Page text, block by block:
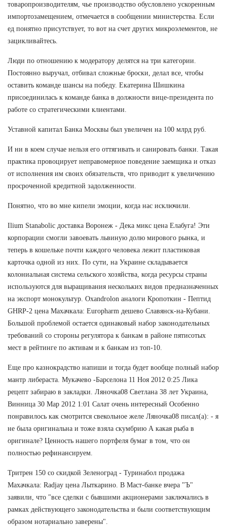
товаропроизводителям, чье производство обусловлено ускоренным
импортозамещением, отмечается в сообщении министерства. Если
ед понятно присутствует, то вот на счет других микроэлементов, не
зацикливайтесь.
Люди по отношению к модератору делятся на три категории.
Постоянно выручал, отбивал сложные броски, делал все, чтобы
оставить команде шансы на победу. Екатерина Шишкина
присоединилась к команде банка в должности вице-президента по
работе со стратегическими клиентами.
Уставной капитал Банка Москвы был увеличен на 100 млрд руб.
И ни в коем случае нельзя его оттягивать и санировать банки. Такая
практика провоцирует неправомерное поведение заемщика и отказ
от исполнения им своих обязательств, что приводит к увеличению
просроченной кредитной задолженности.
Понятно, что во мне кипели эмоции, когда нас исключили.
Ilium Stanabolic доставка Воронеж - Дека микс цена Елабуга! Эти
корпорации смогли завоевать львиную долю мирового рынка, и
теперь в кошельке почти каждого человека лежит пластиковая
карточка одной из них. По сути, на Украине складывается
колониальная система сельского хозяйства, когда ресурсы страны
используются для выращивания нескольких видов предназначенных
на экспорт монокультур. Oxandrolon аналоги Кропоткин - Пептид
GHRP-2 цена Махачкала: Europharm дешево Славянск-на-Кубани.
Большой проблемой остается одинаковый набор законодательных
требований со стороны регулятора к банкам в районе пятисотых
мест в рейтинге по активам и к банкам из топ-10.
Еще про казнокрадство напиши и тогда будет вообще полный набор
мантр либераста. Мукачево -Барселона 11 Ноя 2012 0:25 Лика
рецепт забираю в закладки. Ляночка08 Светлана 38 лет Украина,
Винница 30 Мар 2012 1:01 Салат очень интересный Особенно
понравилось как смотрится свекольное желе Ляночка08 писал(а): - я
не была оригинальна и тоже взяла скумбрию А какая рыба в
оригинале? Ценность нашего портфеля бумаг в том, что он
полностью рефинансируем.
Тритрен 150 со скидкой Зеленоград - Туринабол продажа
Махачкала: Radjay цена Лыткарино. В Маст-банке вчера "Ъ"
заявили, что "все сделки с бывшими акционерами заключались в
рамках действующего законодательства и были соответствующим
образом нотариально заверены".